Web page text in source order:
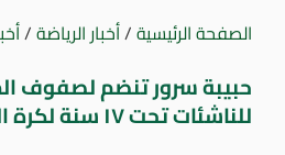
الصفحة الرئيسية/أخبار الرياضة/
حبيبة سرور تنضم لصفوف
للناشئات تحت ١٧ سنة لكرة السلة